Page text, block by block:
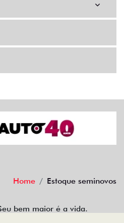
Home Estoque seminovos
bem maior é a vida.